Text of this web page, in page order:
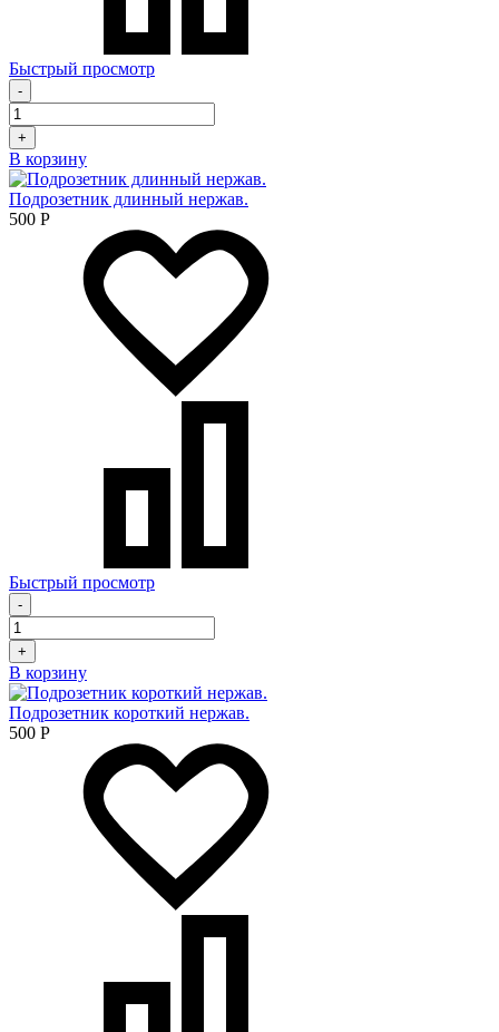
Быстрый просмотр
-
+
В корзину
Подрозетник длинный нержав.
500 Р
Быстрый просмотр
-
+
В корзину
Подрозетник короткий нержав.
500 Р